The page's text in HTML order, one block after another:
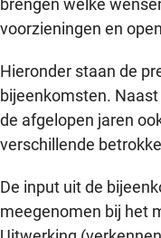
brengen welke
voorzieningen en
Hieronder staan de
bijeenkomsten.
de afgelopen jaren
verschillende
De input uit de
meegenomen bij het